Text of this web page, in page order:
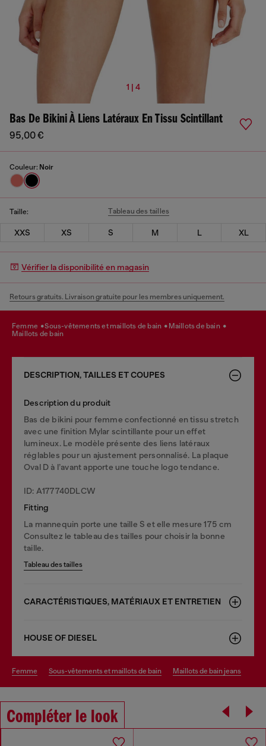
1 | 4
Bas De Bikini À Liens Latéraux En Tissu Scintillant
95,00 €
Couleur: Noir
Taille: Tableau des tailles
XXS XS S M L XL
Vérifier la disponibilité en magasin
Retours gratuits. Livraison gratuite pour les membres uniquement.
femme sous-vêtements et maillots de bain
maillots de bain
maillots de bain
DESCRIPTION, TAILLES ET COUPES
Description du produit
Bas de bikini pour femme confectionné en tissu stretch
avec une finition Mylar scintillante pour un effet
lumineux. Le modèle présente des liens latéraux
réglables pour un ajustement personnalisé. La plaque
Oval D à l’avant apporte une touche logo tendance.
ID: A177740DLCW
Fitting
La mannequin porte une taille S et elle mesure 175 cm
Consultez le tableau des tailles pour choisir la bonne
taille.
Tableau des tailles
CARACTÉRISTIQUES, MATÉRIAUX ET ENTRETIEN
HOUSE OF DIESEL
femme sous-vêtements et maillots de bain maillots de bain jeans
Compléter le look